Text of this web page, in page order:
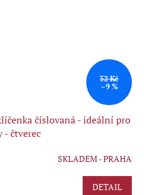
32 Kč
–9 %
číslovaná - ideální pro
- čtverec
SKLADEM - PRAHA
DETAIL